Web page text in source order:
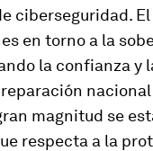
ciberseguridad.
en torno a la
la confianza y
magnitud se
respecta a la